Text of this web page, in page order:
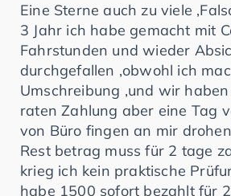
Eine Sterne auch zu viele
3 Jahr ich habe gemacht mit
Fahrstunden und wieder
durchgefallen ,obwohl ich
Umschreibung ,und wir
raten Zahlung aber eine Tag
von Büro fingen an mir
Rest betrag muss für 2 tage
krieg ich kein praktische
habe 1500 sofort bezahlt für